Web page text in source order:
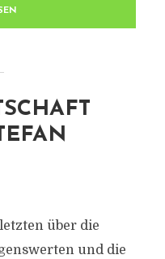
über die
und die